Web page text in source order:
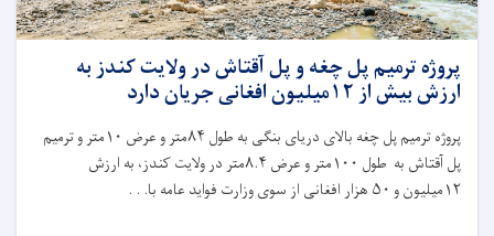
پروژه ترمیم پل چغه و پل آقتاش در ولایت کندز به
ارزش بیش از ۱۲میلیون افغانی جریان دارد
پروژه ترمیم پل چغه بالای دریای بنگی به طول ۸۴متر و عرض ۱۰متر و ترمیم
پل آقتاش به طول ۱۰۰متر و عرض ۸.۴متر در ولایت کندز، به ارزش
۱۲میلیون و ۵۰ هزار افغانی از سوی وزارت فواید عامه با. . .